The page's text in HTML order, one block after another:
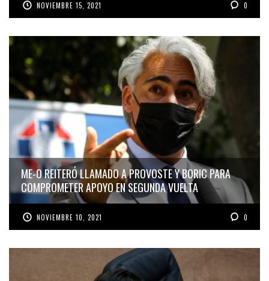
NOVIEMBRE 15, 2021 0
ME-O REITERÓ LLAMADO A PROVOSTE Y BORIC PARA
COMPROMETER APOYO EN SEGUNDA VUELTA
NOVIEMBRE 10, 2021 0